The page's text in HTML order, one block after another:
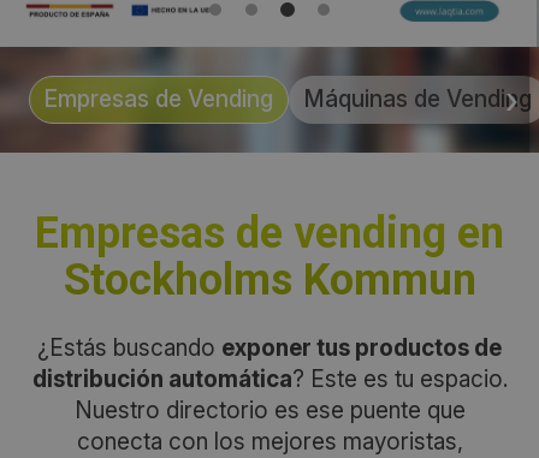
Empresas de Vending Máquinas de Vending
Empresas de vending en
Stockholms Kommun
¿Estás buscando exponer tus productos de
distribución automática? Este es tu espacio.
Nuestro directorio es ese puente que
conecta con los mejores mayoristas,